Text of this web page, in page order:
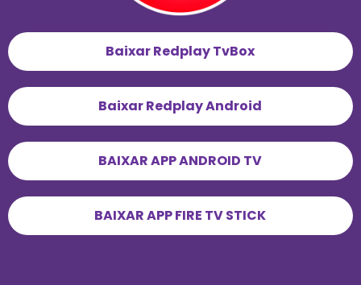
Baixar Redplay TvBox
Baixar Redplay Android
BAIXAR APP ANDROID TV
BAIXAR APP FIRE TV STICK